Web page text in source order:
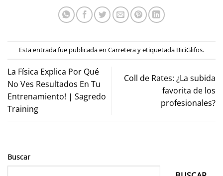
Esta entrada fue publicada en Carreteray etiquetada BiciGlifos.
La Física Explica Por Qué
No Ves Resultados En Tu
Entrenamiento! | Sagredo
Training
Coll de Rates: ¿La subida
favorita de los
profesionales?
Buscar